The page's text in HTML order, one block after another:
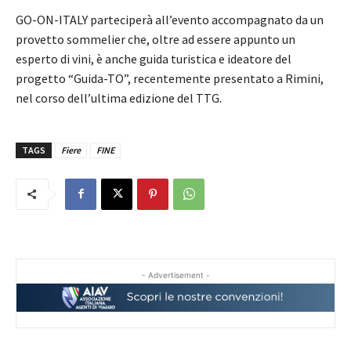
GO-ON-ITALY parteciperà all’evento accompagnato da un
provetto sommelier che, oltre ad essere appunto un
esperto di vini, è anche guida turistica e ideatore del
progetto “Guida-TO”, recentemente presentato a Rimini,
nel corso dell’ultima edizione del TTG.
TAGS Fiere FINE
- Advertisement -